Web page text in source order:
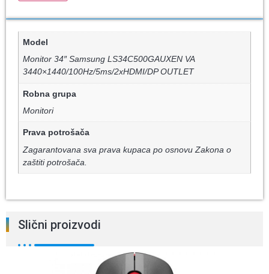
Model
Monitor 34″ Samsung LS34C500GAUXEN VA
3440×1440/100Hz/5ms/2xHDMI/DP OUTLET
Robna grupa
Monitori
Prava potrošača
Zagarantovana sva prava kupaca po osnovu Zakona o
zaštiti potrošača.
Slični proizvodi